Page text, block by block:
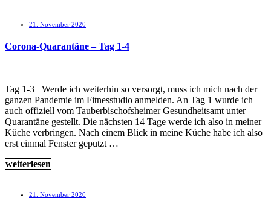
21. November 2020
Corona-Quarantäne – Tag 1-4
Tag 1-3 Werde ich weiterhin so versorgt, muss ich mich nach der
ganzen Pandemie im Fitnesstudio anmelden. An Tag 1 wurde ich
auch offiziell vom Tauberbischofsheimer Gesundheitsamt unter
Quarantäne gestellt. Die nächsten 14 Tage werde ich also in meiner
Küche verbringen. Nach einem Blick in meine Küche habe ich also
erst einmal Fenster geputzt …
weiterlesen
21. November 2020